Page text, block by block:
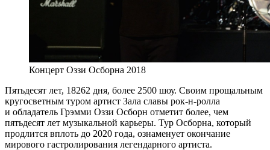
Концерт Оззи Осборна 2018
Пятьдесят лет, 18262 дня, более 2500 шоу. Своим прощальным
кругосветным туром артист Зала славы рок-н-ролла
и обладатель Грэмми Оззи Осборн отметит более, чем
пятьдесят лет музыкальной карьеры. Тур Осборна, который
продлится вплоть до 2020 года, ознаменует окончание
мирового гастролирования легендарного артиста.